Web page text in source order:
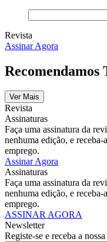
Revista
Assinar Agora
Recomendamos
Ver Mais
Revista
Assinaturas
Faça uma assinatura da
nenhuma edição, e receba-
emprego.
Assinar Agora
Assinaturas
Faça uma assinatura da
nenhuma edição, e receba-
emprego.
ASSINAR AGORA
Newsletter
Registe-se e receba a